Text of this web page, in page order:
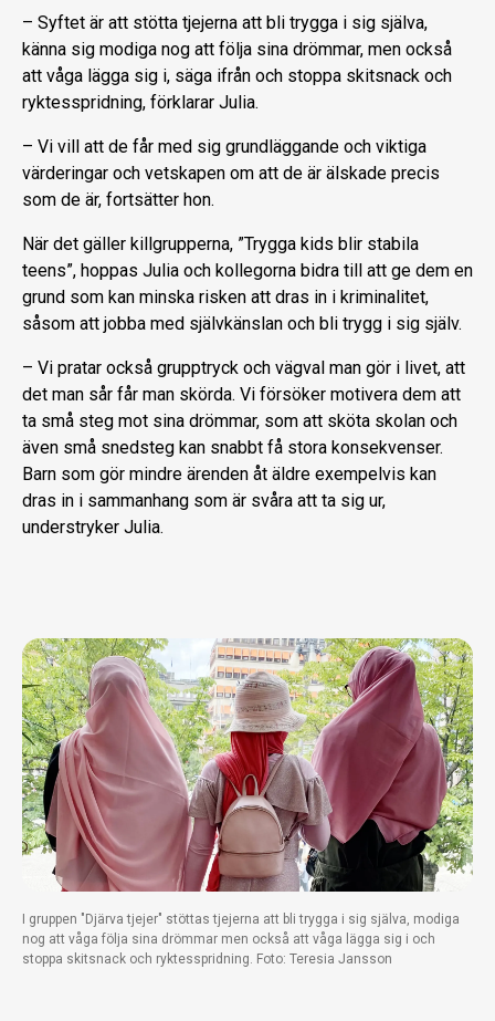
– Syftet är att stötta tjejerna att bli trygga i sig själva,
känna sig modiga nog att följa sina drömmar, men också
att våga lägga sig i, säga ifrån och stoppa skitsnack och
ryktesspridning, förklarar Julia.
– Vi vill att de får med sig grundläggande och viktiga
värderingar och vetskapen om att de är älskade precis
som de är, fortsätter hon.
När det gäller killgrupperna, ”Trygga kids blir stabila
teens”, hoppas Julia och kollegorna bidra till att ge dem en
grund som kan minska risken att dras in i kriminalitet,
såsom att jobba med självkänslan och bli trygg i sig själv.
– Vi pratar också grupptryck och vägval man gör i livet, att
det man sår får man skörda. Vi försöker motivera dem att
ta små steg mot sina drömmar, som att sköta skolan och
även små snedsteg kan snabbt få stora konsekvenser.
Barn som gör mindre ärenden åt äldre exempelvis kan
dras in i sammanhang som är svåra att ta sig ur,
understryker Julia.
I gruppen "Djärva tjejer" stöttas tjejerna att bli trygga i sig själva, modiga
nog att våga följa sina drömmar men också att våga lägga sig i och
stoppa skitsnack och ryktesspridning. Foto: Teresia Jansson